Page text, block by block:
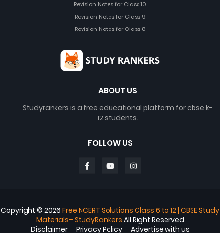
Revision Notes for Class 10
Revision Notes for Class 9
Revision Notes for Class 8
ABOUT US
Studyrankers is a free educational platform for cbse k-
12 students.
FOLLOW US
Copyright © 2026 Free NCERT Solutions Class 6 to 12 | CBSE Study
Materials– StudyRankers All Right Reserved
Disclaimer
Privacy Policy Advertise with us